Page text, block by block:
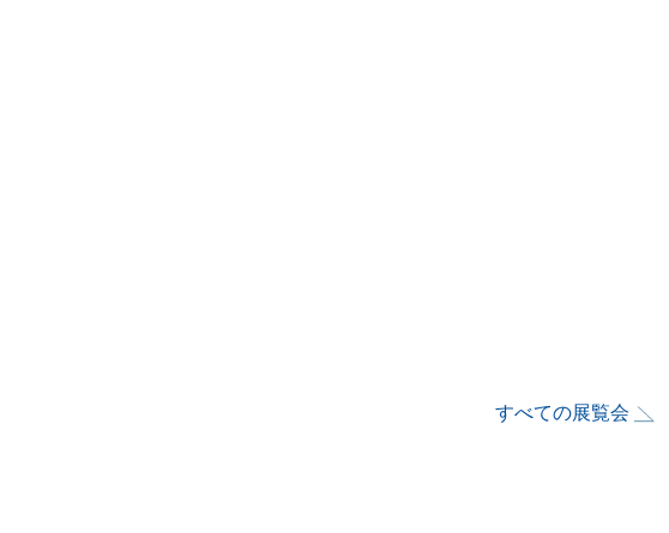
すべての展覧会